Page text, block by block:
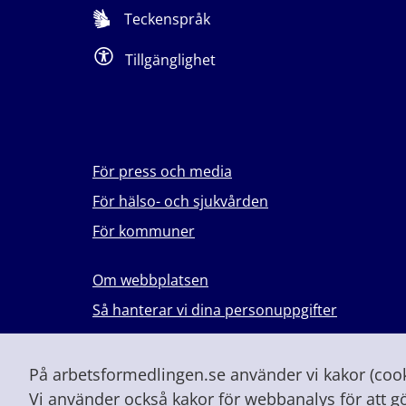
På arbetsformedlingen.se använder vi kakor
Vi använder också kakor för webbanalys för att
Teckenspråk
Tillgänglighet
För press och media
För hälso- och sjukvården
För kommuner
Om webbplatsen
Så hanterar vi dina personuppgifter
Lever du med våld i en nära relation?
Vid höjd beredskap och krig